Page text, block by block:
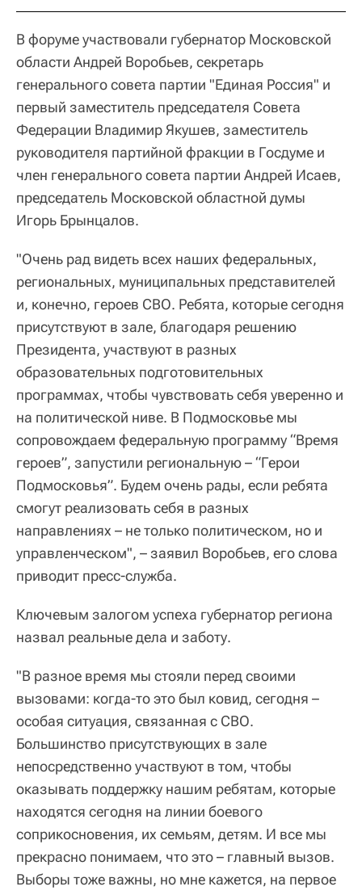
В форуме участвовали губернатор Московской
области Андрей Воробьев, секретарь
генерального совета партии "Единая Россия" и
первый заместитель председателя Совета
Федерации Владимир Якушев, заместитель
руководителя партийной фракции в Госдуме и
член генерального совета партии Андрей Исаев,
председатель Московской областной думы
Игорь Брынцалов.
"Очень рад видеть всех наших федеральных,
региональных, муниципальных представителей
и, конечно, героев СВО. Ребята, которые сегодня
присутствуют в зале, благодаря решению
Президента, участвуют в разных
образовательных подготовительных
программах, чтобы чувствовать себя уверенно и
на политической ниве. В Подмосковье мы
сопровождаем федеральную программу “Время
героев”, запустили региональную – “Герои
Подмосковья”. Будем очень рады, если ребята
смогут реализовать себя в разных
направлениях – не только политическом, но и
управленческом", – заявил Воробьев, его слова
приводит пресс-служба.
Ключевым залогом успеха губернатор региона
назвал реальные дела и заботу.
"В разное время мы стояли перед своими
вызовами: когда-то это был ковид, сегодня –
особая ситуация, связанная с СВО.
Большинство присутствующих в зале
непосредственно участвуют в том, чтобы
оказывать поддержку нашим ребятам, которые
находятся сегодня на линии боевого
соприкосновения, их семьям, детям. И все мы
прекрасно понимаем, что это – главный вызов.
Выборы тоже важны, но мне кажется, на первое